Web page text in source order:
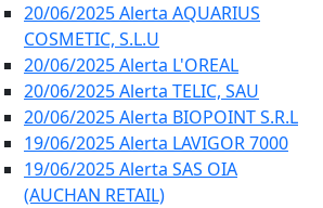
20/06/2025 Alerta AQUARIUS
COSMETIC, S.L.U
20/06/2025 Alerta L'OREAL
20/06/2025 Alerta TELIC, SAU
20/06/2025 Alerta BIOPOINT S.R.L
19/06/2025 Alerta LAVIGOR 7000
19/06/2025 Alerta SAS OIA
(AUCHAN RETAIL)